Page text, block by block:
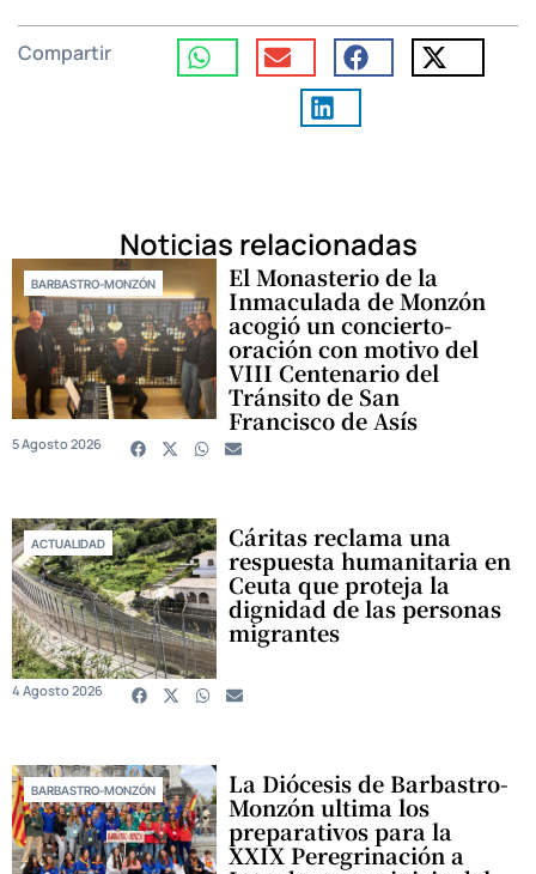
Compartir
Noticias relacionadas
BARBASTRO-MONZÓN El Monasterio de la
Inmaculada de Monzón
acogió un concierto-
oración con motivo del
VIII Centenario del
Tránsito de San
Francisco de Asís
5 Agosto 2026
ACTUALIDAD Cáritas reclama una
respuesta humanitaria en
Ceuta que proteja la
dignidad de las personas
migrantes
4 Agosto 2026
BARBASTRO-MONZÓN La Diócesis de Barbastro-
Monzón ultima los
preparativos para la
XXIX Peregrinación a